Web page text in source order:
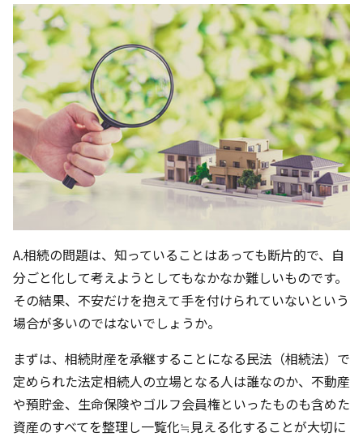
A.相続の問題は、知っていることはあっても断片的で、自
分ごと化して考えようとしてもなかなか難しいものです。
その結果、不安だけを抱えて手を付けられていないという
場合が多いのではないでしょうか。
まずは、相続財産を承継することになる民法（相続法）で
定められた法定相続人の立場となる人は誰なのか、不動産
や預貯金、生命保険やゴルフ会員権といったものも含めた
資産のすべてを整理し一覧化≒見える化することが大切に